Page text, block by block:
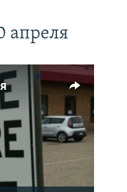
апреля
available